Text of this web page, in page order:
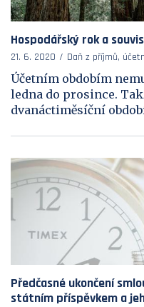
Hospodářský rok a
21. 6. 2020 Daň z příjmů,
Účetním obdobím
ledna do prosince.
dvanáctiměsíční
Předčasné ukončení
státním příspěvkem a